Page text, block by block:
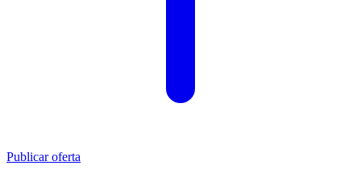
Publicar oferta